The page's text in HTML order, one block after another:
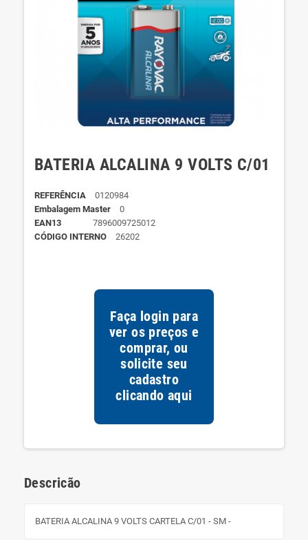
BATERIA ALCALINA 9 VOLTS C/01
REFERÊNCIA
0120984
Embalagem Master
0
EAN13
7896009725012
CÓDIGO INTERNO
26202
Faça login para
ver os preços e
comprar, ou
solicite seu
cadastro
clicando aqui
Descricão
BATERIA ALCALINA 9 VOLTS CARTELA C/01 - SM -